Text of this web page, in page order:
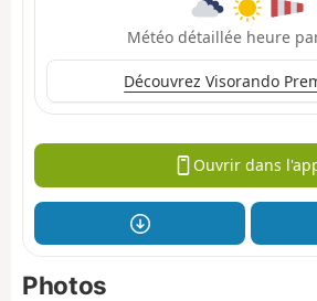
Météo détaillée heure
Découvrez Visorando
Ouvrir dans
Photos